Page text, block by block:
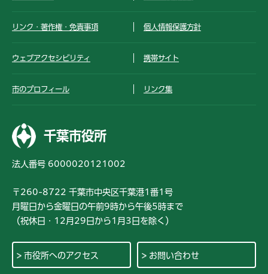
リンク・著作権・免責事項 個人情報保護方針
ウェブアクセシビリティ 携帯サイト
市のプロフィール リンク集
千葉市役所
法人番号 6000020121002
〒260-8722 千葉市中央区千葉港1番1号
月曜日から金曜日の午前9時から午後5時まで
（祝休日・12月29日から1月3日を除く）
市役所へのアクセス お問い合わせ